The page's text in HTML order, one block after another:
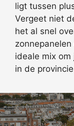
ligt tussen
Vergeet niet
het al snel
ideale mix
in de